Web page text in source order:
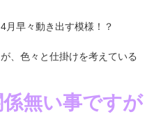
月早々動き出す模様！？
、色々と仕掛けを考えている
無い事ですが